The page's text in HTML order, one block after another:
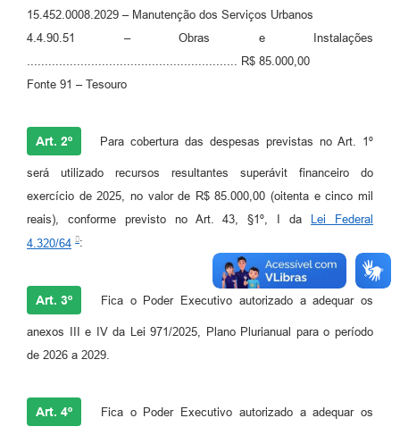
15.452.0008.2029 – Manutenção dos Serviços Urbanos
4.4.90.51 – Obras e Instalações
........................................................... R$ 85.000,00
Fonte 91 – Tesouro
Art. 2º Para cobertura das despesas previstas no Art. 1º
será utilizado recursos resultantes superávit financeiro do
exercício de 2025, no valor de R$ 85.000,00 (oitenta e cinco mil
reais), conforme previsto no Art. 43, §1º, I da
Lei Federal
4.320/64
:
Art. 3º Fica o Poder Executivo autorizado a adequar os
anexos III e IV da Lei 971/2025, Plano Plurianual para o período
de 2026 a 2029.
Art. 4º Fica o Poder Executivo autorizado a adequar os